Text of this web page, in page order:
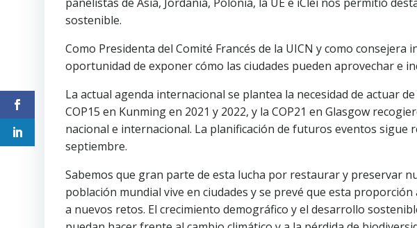
sostenible.
Como Presidenta del Comité Francés de la UICN y como
oportunidad de exponer cómo las ciudades pueden aprovechar e
La actual agenda internacional se plantea la necesidad de actuar
COP15 en Kunming en 2021 y 2022, y la COP21 en Glasgow
nacional e internacional. La planificación de futuros eventos
septiembre.
Sabemos que gran parte de esta lucha por restaurar y preservar
población mundial vive en ciudades y se prevé que esta
a nuevos retos. El crecimiento demográfico y el desarrollo